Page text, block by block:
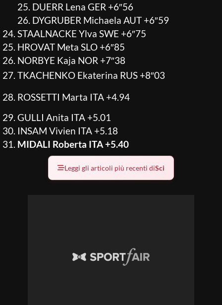
25. DUERR Lena GER +6″56
26. DYGRUBER Michaela AUT +6″59
STAALNACKE Ylva SWE +6″75
HROVAT Meta SLO +6″85
NORBYE Kaja NOR +7″38
TKACHENKO Ekaterina RUS +8″03
ROSSETTI Marta ITA +4.94
GULLI Anita ITA +5.01
INSAM Vivien ITA +5.18
MIDALI Roberta ITA +5.40
Leggi gli articoli più recenti diSci